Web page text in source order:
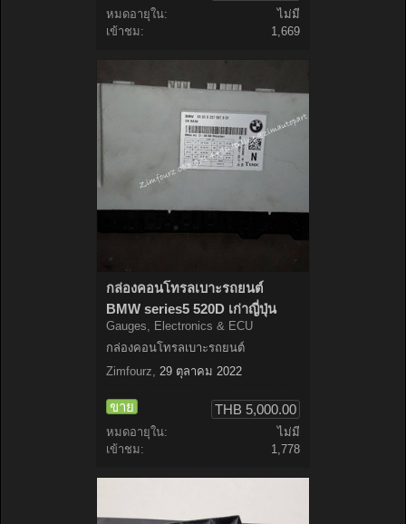
หมดอายุใน:
ไม่มี
เข้าชม:
1,669
กล่องคอนโทรลเบาะรถยนต์
BMW series5 520D เก่าญี่ปุ่น
Gauges, Electronics & ECU
กล่องคอนโทรลเบาะรถยนต์
Zimfourz, 29 ตุลาคม 2022
ขาย THB 5,000.00
หมดอายุใน:
ไม่มี
เข้าชม:
1,778